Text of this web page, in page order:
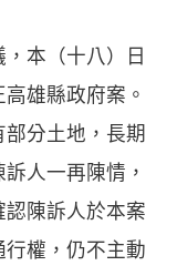
本（十八）日
雄縣政府案。
分土地，長期
人一再陳情，
陳訴人於本案
權，仍不主動